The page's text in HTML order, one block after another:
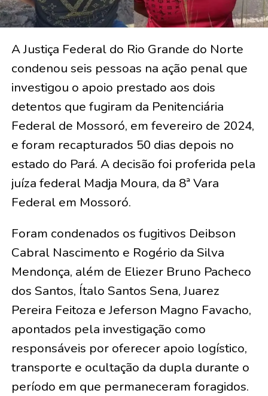
A Justiça Federal do Rio Grande do Norte
condenou seis pessoas na ação penal que
investigou o apoio prestado aos dois
detentos que fugiram da Penitenciária
Federal de Mossoró, em fevereiro de 2024,
e foram recapturados 50 dias depois no
estado do Pará. A decisão foi proferida pela
juíza federal Madja Moura, da 8ª Vara
Federal em Mossoró.
Foram condenados os fugitivos Deibson
Cabral Nascimento e Rogério da Silva
Mendonça, além de Eliezer Bruno Pacheco
dos Santos, Ítalo Santos Sena, Juarez
Pereira Feitoza e Jeferson Magno Favacho,
apontados pela investigação como
responsáveis por oferecer apoio logístico,
transporte e ocultação da dupla durante o
período em que permaneceram foragidos.